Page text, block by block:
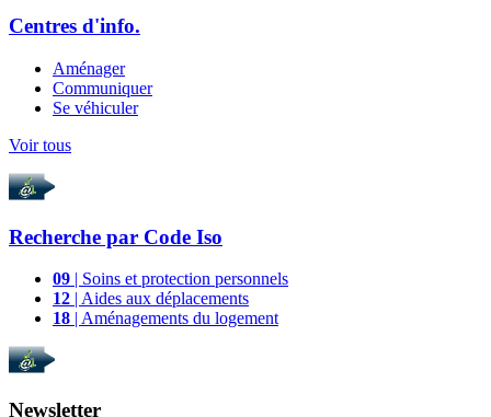
Centres d'info.
Aménager
Communiquer
Se véhiculer
Voir tous
Recherche par Code Iso
09 | Soins et protection personnels
12 | Aides aux déplacements
18 | Aménagements du logement
Newsletter